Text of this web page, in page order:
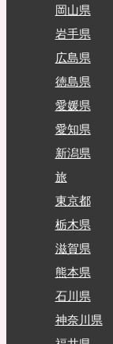
岡山県
岩手県
広島県
徳島県
愛媛県
愛知県
新潟県
旅
東京都
栃木県
滋賀県
熊本県
石川県
神奈川県